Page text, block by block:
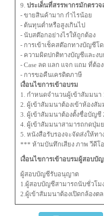
9. ประเด็นที่สรรพากรมักตรวจ
- ขายสินค้ามาก กำไรน้อย
- ต้นทุนต่ำหรือสูงเกินไป
- นับสต๊อกอย่างไรให้ถูกต้อง
- การเข้าเช็คสต๊อกทางบัญชีโ
- ความผิดปกติทางบัญชีและงบ
- Case ลด แลก แจก แถม ที่ต้อ
- การขอคืนเครดิตภาษี
เงื่อนไขการเข้าอบรม
1. กำหนดจำนวนผู้เข้าสัมมนา
2. ผู้เข้าสัมมนาต้องเข้าห้องสั
3. ผู้เข้าสัมมนาต้องตั้งชื่อบัญชี
4. ผู้เข้าสัมมนาสามารถกดปุ่ม
5. หนังสือรับรองจะจัดส่งให้ท
*** ห้ามบันทึกเสียง ภาพ วีดีโ
เงื่อนไขการเข้าอบรมผู้สอบบั
ผู้สอบบัญชีรับอนุญาต
1.ผู้สอบบัญชีสามารถนับชั่วโม
2.ผู้เข้าสัมมนาต้องเปิดกล้องต